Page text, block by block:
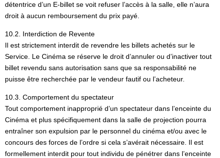
détentrice d’un E-billet se voit refuser l’accès à la salle, elle n’aura
droit à aucun remboursement du prix payé.
10.2. Interdiction de Revente
Il est strictement interdit de revendre les billets achetés sur le
Service. Le Cinéma se réserve le droit d’annuler ou d’inactiver tout
billet revendu sans autorisation sans que sa responsabilité ne
puisse être recherchée par le vendeur fautif ou l’acheteur.
10.3. Comportement du spectateur
Tout comportement inapproprié d’un spectateur dans l’enceinte du
Cinéma et plus spécifiquement dans la salle de projection pourra
entraîner son expulsion par le personnel du cinéma et/ou avec le
concours des forces de l’ordre si cela s’avérait nécessaire. Il est
formellement interdit pour tout individu de pénétrer dans l’enceinte